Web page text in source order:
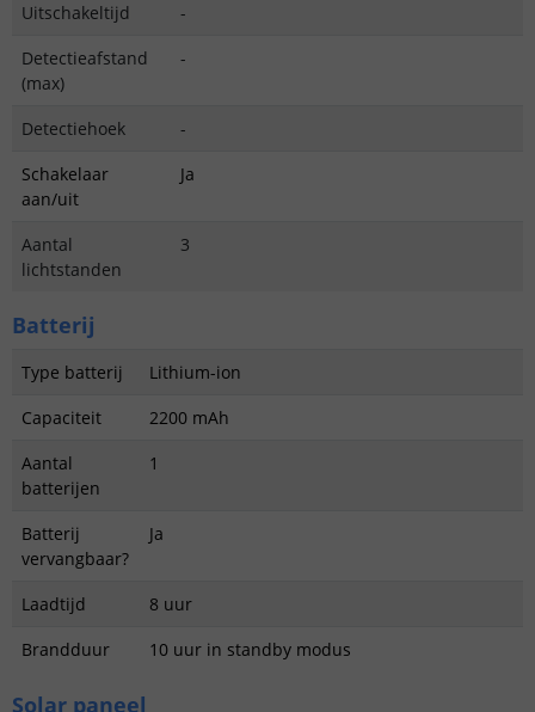
Uitschakeltijd
-
Detectieafstand
(max)
-
Detectiehoek
-
Schakelaar
aan/uit
Ja
Aantal
lichtstanden
3
Batterij
Type batterij
Lithium-ion
Capaciteit
2200 mAh
Aantal
batterijen
1
Batterij
vervangbaar?
Ja
Laadtijd
8 uur
Brandduur
10 uur in standby modus
Solar paneel